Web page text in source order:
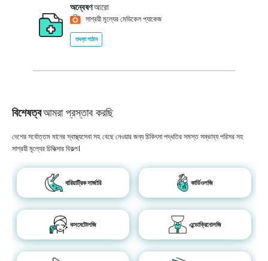
অন্বেষণআরো
সাশ্রয়ী মূল্যের মেডিকেল প্যাকেজ
তদন্ত পাঠান
বিশেষত্বআমরা প্রস্তাব করছি
দেশের সর্বোত্তম মানের স্বাস্থ্যসেবা সহ বেছে নেওয়ার জন্য চিকিৎসা পদ্ধতির সমস্ত সম্ভাব্য পরিসর সহ
সাশ্রয়ী মূল্যের চিকিত্সার বিকল্প।
বারিয়াট্রিক সার্জারি কার্ডিওলজি
কসমেটোলজি এন্ডোক্রিনোলজি